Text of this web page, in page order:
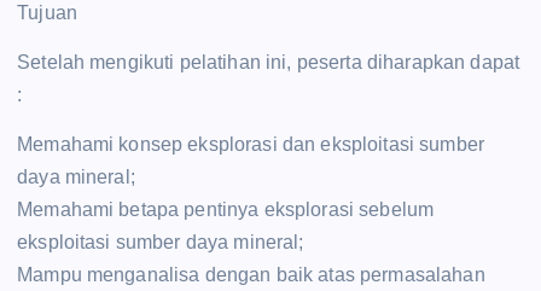
Tujuan
Setelah mengikuti pelatihan ini, peserta diharapkan dapat
:
Memahami konsep eksplorasi dan eksploitasi sumber
daya mineral;
Memahami betapa pentinya eksplorasi sebelum
eksploitasi sumber daya mineral;
Mampu menganalisa dengan baik atas permasalahan